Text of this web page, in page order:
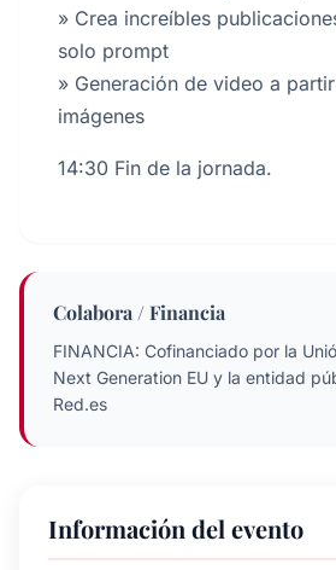
» Crea increíbles
solo prompt
» Generación de video a
imágenes
14:30 Fin de la jornada.
Colabora / Financia
FINANCIA: Cofinanciado por la
Next Generation EU y la entidad
Red.es
Información del evento